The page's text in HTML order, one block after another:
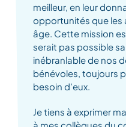
meilleur, en leur
opportunités que les
âge. Cette mission
serait pas possible
inébranlable de nos
bénévoles, toujours
besoin d’eux.
Je tiens à exprimer
à mes collègues du